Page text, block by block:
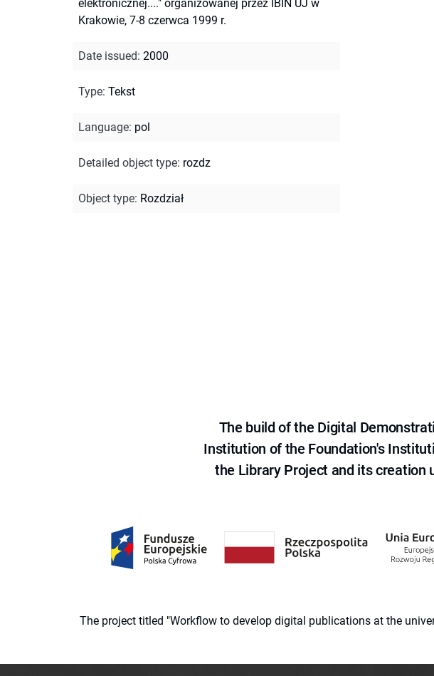
elektronicznej...." organizowanej przez IBIN UJ w
Krakowie, 7-8 czerwca 1999 r.
Date issued: 2000
Type: Tekst
Language: pol
Detailed object type: rozdz
Object type: Rozdział
The build of the Digital
Institution of the Foundation's
the Library Project and its creation
The project titled "Workflow to develop digital publications at the